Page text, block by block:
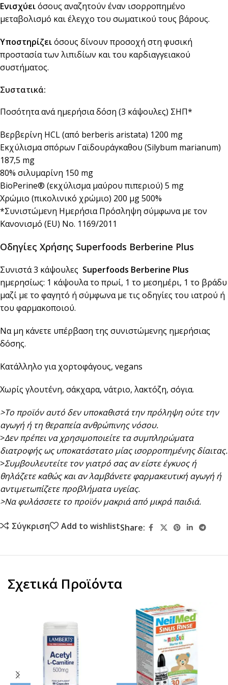
Ενισχύειόσους αναζητούν έναν ισορροπημένο
μεταβολισμό και έλεγχο του σωματικού τους βάρους.
Υποστηρίζειόσους δίνουν προσοχή στη φυσική
προστασία των λιπιδίων και του καρδιαγγειακού
συστήματος.
Συστατικά:
Ποσότητα ανά ημερήσια δόση (3 κάψουλες) ΣΗΠ*
Βερβερίνη HCL (από berberis aristata) 1200 mg
Εκχύλισμα σπόρων Γαϊδουράγκαθου (Silybum marianum)
187,5 mg
80% σιλυμαρίνη 150 mg
BioPerine® (εκχύλισμα μαύρου πιπεριού) 5 mg
Χρώμιο (πικολινικό χρώμιο) 200 μg 500%
*Συνιστώμενη Ημερήσια Πρόσληψη σύμφωνα με τον
Κανονισμό (EU) No. 1169/2011
Οδηγίες Χρήσης Superfoods Berberine Plus
Συνιστά 3 κάψουλες Superfoods Berberine Plus
ημερησίως: 1 κάψουλα το πρωί, 1 το μεσημέρι, 1 το βράδυ
μαζί με το φαγητό ή σύμφωνα με τις οδηγίες του ιατρού ή
του φαρμακοποιού.
Να μη κάνετε υπέρβαση της συνιστώμενης ημερήσιας
δόσης.
Κατάλληλο για χορτοφάγους, vegans
Χωρίς γλουτένη, σάκχαρα, νάτριο, λακτόζη, σόγια.
>Το προϊόν αυτό δεν υποκαθιστά την πρόληψη ούτε την
αγωγή ή τη θεραπεία ανθρώπινης νόσου.
>Δεν πρέπει να χρησιμοποιείτε τα συμπληρώματα
διατροφής ως υποκατάστατο μίας ισορροπημένης δίαιτας.
>Συμβουλευτείτε τον γιατρό σας αν είστε έγκυος ή
θηλάζετε καθώς και αν λαμβάνετε φαρμακευτική αγωγή ή
αντιμετωπίζετε προβλήματα υγείας.
>Nα φυλάσσετε το προϊόν μακριά από μικρά παιδιά.
Σύγκριση Add to wishlistShare:
Σχετικά Προϊόντα